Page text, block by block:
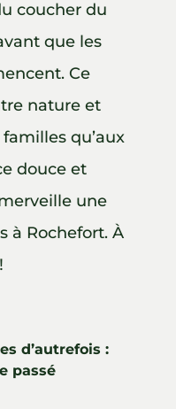
coucher du
que les
Ce
nature et
qu’aux
douce et
une
à Rochefort. À
d’autrefois :
passé